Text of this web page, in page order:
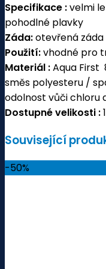
Specifikace :velmi
pohodlné plavky
Záda:otevřená
Použití:vhodné pro
Materiál :Aqua First
směs polyesteru /
odolnost vůči chloru
Dostupné velikosti :
Související
-50%